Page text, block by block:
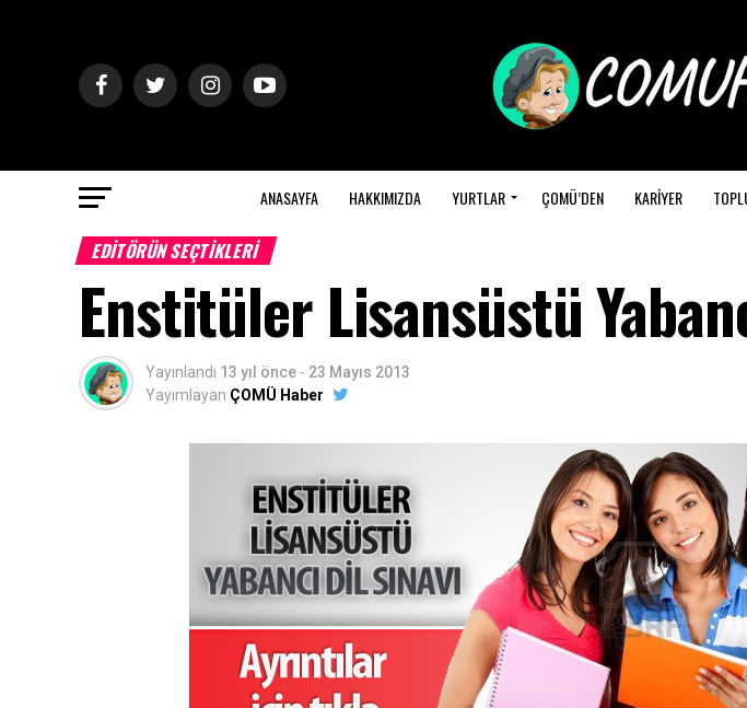
ANASAYFA HAKKIMIZDA YURTLAR ÇOMÜ’DEN KARİYER
EDITÖRÜN SEÇTIKLERI
Enstitüler Lisansüstü
Yayınlandı 13 yıl önce - 23 Mayıs 2013
Yayımlayan ÇOMÜ Haber